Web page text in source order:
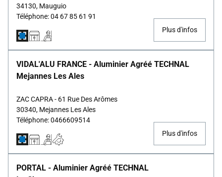
34130, Mauguio
Téléphone: 04 67 85 61 91
Plus d'infos
VIDAL'ALU FRANCE - Aluminier Agréé TECHNAL
Mejannes Les Ales
ZAC CAPRA - 61 Rue Des Arômes
30340, Mejannes Les Ales
Téléphone: 0466609514
Plus d'infos
PORTAL - Aluminier Agréé TECHNAL